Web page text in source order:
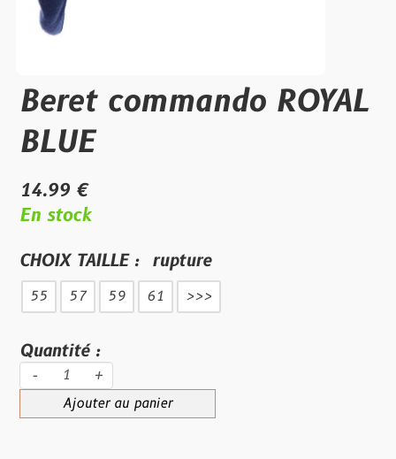
Beret commando ROYAL
BLUE
14.99 €
En stock
CHOIX TAILLE : rupture
55 57 59 61 >>>
Quantité :
- +
Ajouter au panier